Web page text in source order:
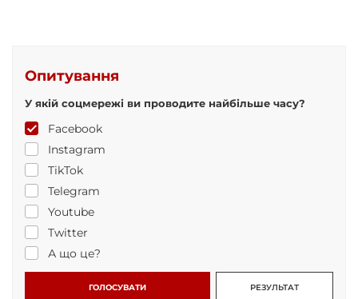
Опитування
У якій соцмережі ви проводите найбільше часу?
Facebook
Instagram
TikTok
Telegram
Youtube
Twitter
А що це?
ГОЛОСУВАТИ РЕЗУЛЬТАТ